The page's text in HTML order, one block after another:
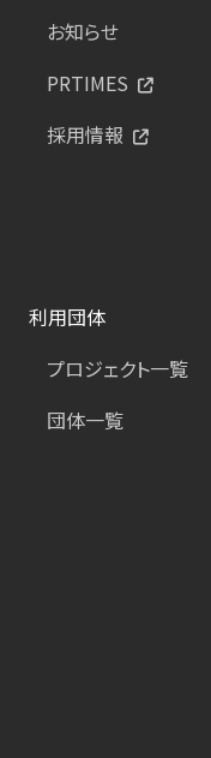
お知らせ
PRTIMES
採用情報
利用団体
プロジェクト一覧
団体一覧